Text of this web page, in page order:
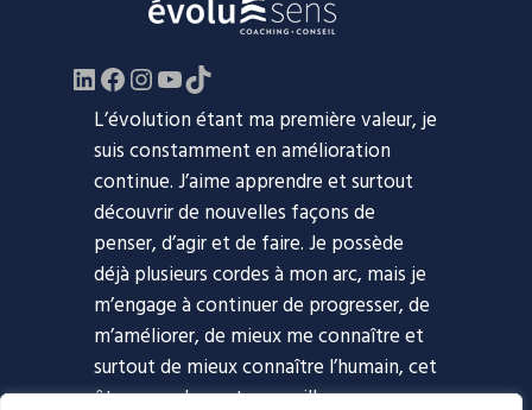
LinkedIn
Facebook
https://www.instagram.com/
YouTube
TikTok
L’évolution étant ma première valeur, je
suis constamment en amélioration
continue. J’aime apprendre et surtout
découvrir de nouvelles façons de
penser, d’agir et de faire. Je possède
déjà plusieurs cordes à mon arc, mais je
m’engage à continuer de progresser, de
m’améliorer, de mieux me connaître et
surtout de mieux connaître l’humain, cet
être complexe et merveilleux.